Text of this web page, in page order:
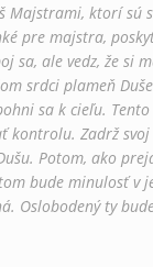
Majstrami, ktorí sú
pre majstra,
sa, ale vedz, že si
srdci plameň
sa k cieľu.
kontrolu. Zadrž
Potom, ako
bude minulosť v
Oslobodený ty